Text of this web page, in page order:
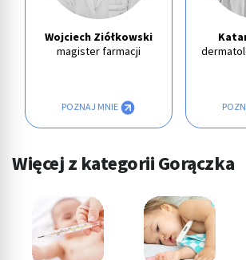
Wojciech Ziółkowski
magister farmacji
POZNAJ MNIE
Więcej z kategorii Gorączka